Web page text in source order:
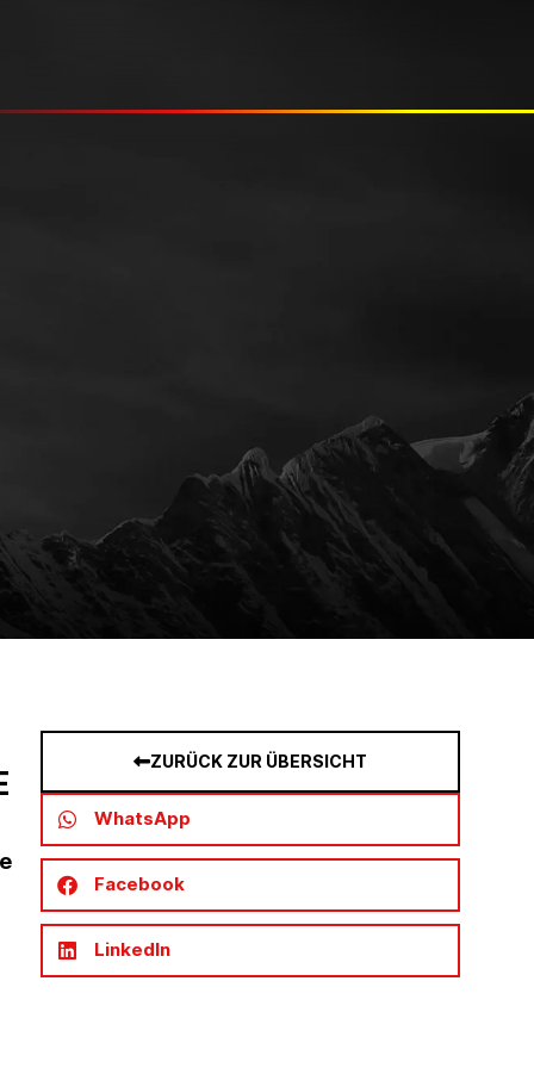
ZURÜCK ZUR ÜBERSICHT
WhatsApp
Facebook
LinkedIn